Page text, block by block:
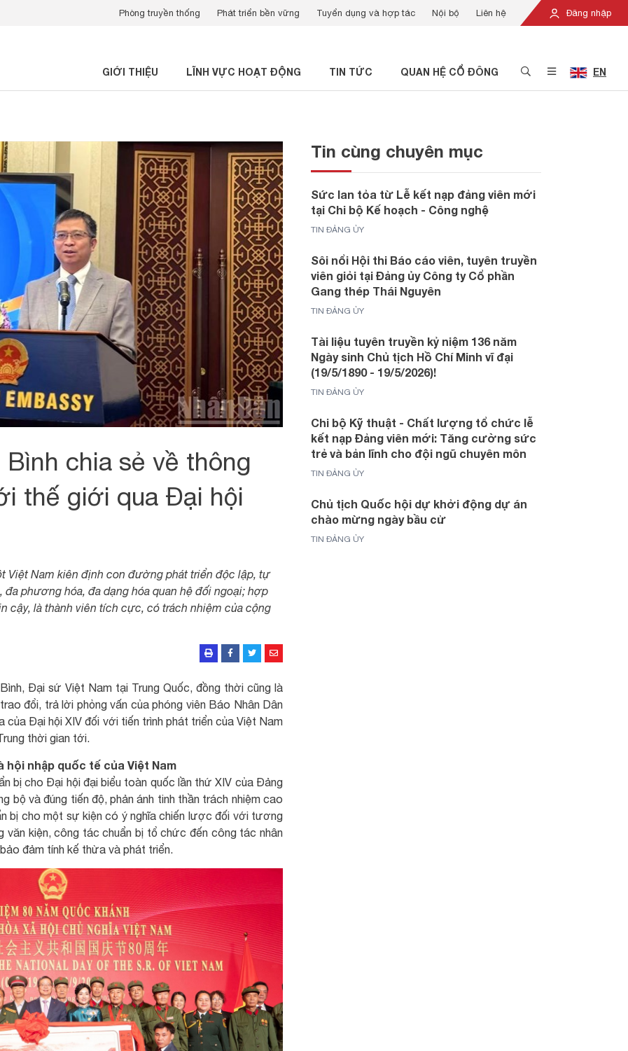
Đăng nhập
Phòng truyền thống Phát triển bền vững Tuyển dụng và hợp tác Nội bộ Liên hệ
GIỚI THIỆU LĨNH VỰC HOẠT ĐỘNG TIN TỨC QUAN HỆ CỔ ĐÔNG EN
chia sẻ về thông
thế giới qua Đại hội
Việt Nam kiên định con đường phát triển độc lập, tự
phương hóa, đa dạng hóa quan hệ đối ngoại; hợp
cậy, là thành viên tích cực, có trách nhiệm của cộng
Đại sứ Việt Nam tại Trung Quốc, đồng thời cũng là
đổi, trả lời phỏng vấn của phóng viên Báo Nhân Dân
của Đại hội XIV đối với tiến trình phát triển của Việt Nam
thời gian tới.
nhập quốc tế của Việt Nam
bị cho Đại hội đại biểu toàn quốc lần thứ XIV của Đảng
bộ và đúng tiến độ, phản ánh tinh thần trách nhiệm cao
bị cho một sự kiện có ý nghĩa chiến lược đối với tương
văn kiện, công tác chuẩn bị tổ chức đến công tác nhân
đảm tính kế thừa và phát triển.
Tin cùng chuyên mục
Sức lan tỏa từ Lễ kết nạp đảng viên mới
tại Chi bộ Kế hoạch - Công nghệ
TIN ĐẢNG ỦY
Sôi nổi Hội thi Báo cáo viên, tuyên truyền
viên giỏi tại Đảng ủy Công ty Cổ phần
Gang thép Thái Nguyên
TIN ĐẢNG ỦY
Tài liệu tuyên truyền kỷ niệm 136 năm
Ngày sinh Chủ tịch Hồ Chí Minh vĩ đại
(19/5/1890 - 19/5/2026)!
TIN ĐẢNG ỦY
Chi bộ Kỹ thuật - Chất lượng tổ chức lễ
kết nạp Đảng viên mới: Tăng cường sức
trẻ và bản lĩnh cho đội ngũ chuyên môn
TIN ĐẢNG ỦY
Chủ tịch Quốc hội dự khởi động dự án
chào mừng ngày bầu cử
TIN ĐẢNG ỦY